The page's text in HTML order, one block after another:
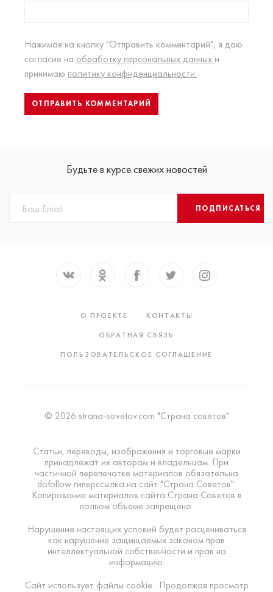
Нажимая на кнопку "Отправить комментарий", я даю
согласие на обработку персональных данных и
принимаю политику конфиденциальности.
Будьте в курсе свежих новостей
ПОДПИСАТЬСЯ
О ПРОЕКТЕ
КОНТАКТЫ
ОБРАТНАЯ СВЯЗЬ
ПОЛЬЗОВАТЕЛЬСКОЕ СОГЛАШЕНИЕ
© 2026 strana-sovetov.com "Страна советов"
Статьи, переводы, изображения и торговые марки
принадлежат их авторам и владельцам. При
частичной перепечатке материалов обязательна
dofollow гиперссылка на сайт "Страна Советов".
Копирование материалов сайта Страна Советов в
полном объеме запрещено.
Нарушение настоящих условий будет расцениваться
как нарушение защищаемых законом прав
интеллектуальной собственности и прав на
информацию.
Сайт использует файлы cookie . Продолжая просмотр